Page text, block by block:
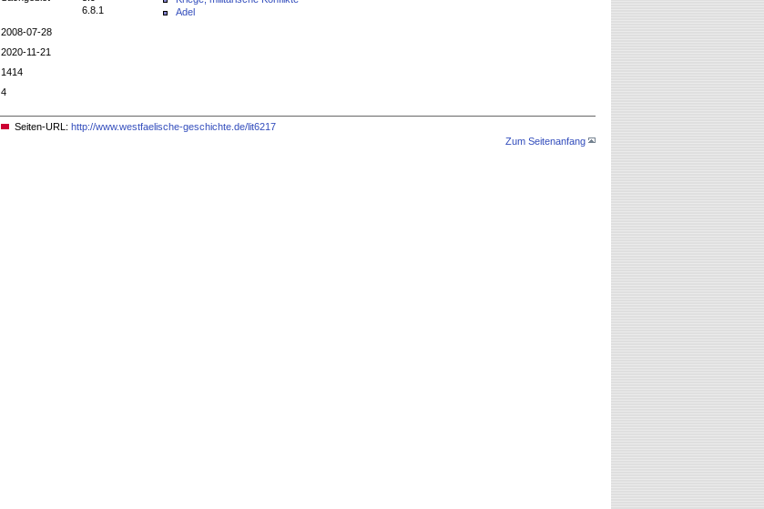
6.8.1
Adel
2008-07-28
2020-11-21
1414
4
Seiten-URL: http://www.westfaelische-geschichte.de/lit6217
Zum Seitenanfang